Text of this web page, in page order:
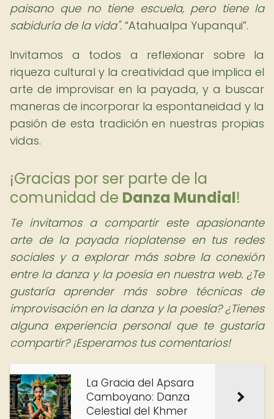
paisano que no tiene escuela, pero tiene la
sabiduría de la vida". Atahualpa Yupanqui .
Invitamos a todos a reflexionar sobre la
riqueza cultural y la creatividad que implica el
arte de improvisar en la payada, y a buscar
maneras de incorporar la espontaneidad y la
pasión de esta tradición en nuestras propias
vidas.
¡Gracias por ser parte de la
comunidad de Danza Mundial!
Te invitamos a compartir este apasionante
arte de la payada rioplatense en tus redes
sociales y a explorar más sobre la conexión
entre la danza y la poesía en nuestra web. ¿Te
gustaría aprender más sobre técnicas de
improvisación en la danza y la poesía? ¿Tienes
alguna experiencia personal que te gustaría
compartir? ¡Esperamos tus comentarios!
La Gracia del Apsara
Camboyano: Danza
Celestial del Khmer